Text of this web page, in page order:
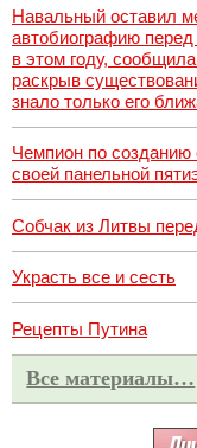
Навальный оставил
автобиографию
в этом году,
раскрыв
знало только его
Чемпион по
своей панельной
Собчак из Литвы
Украсть все и сесть
Рецепты Путина
Все материалы…